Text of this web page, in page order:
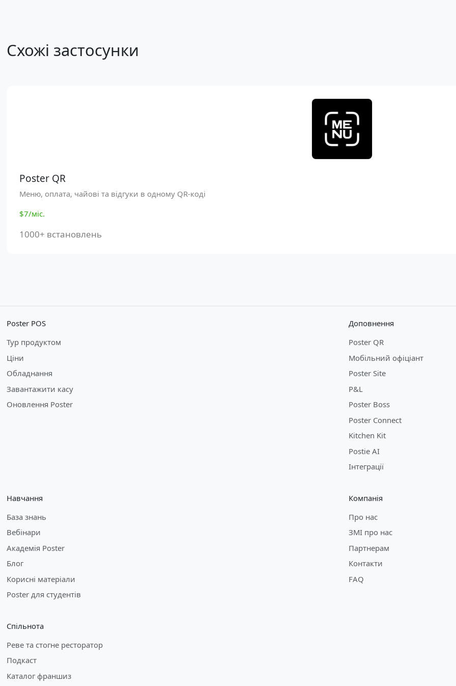
Схожі застосунки
Poster QR
Меню, оплата, чайові та відгуки в одному QR-коді
$7/міс.
1000+ встановлень
Poster POS
Тур продуктом
Ціни
Обладнання
Завантажити касу
Оновлення Poster
Доповнення
Poster QR
Мобільний офіціант
Poster Site
P&L
Poster Boss
Poster Connect
Kitchen Kit
Postie AI
Інтеграції
Навчання
База знань
Вебінари
Академія Poster
Блог
Корисні матеріали
Poster для студентів
Компанія
Про нас
ЗМІ про нас
Партнерам
Контакти
FAQ
Спільнота
Реве та стогне ресторатор
Подкаст
Каталог франшиз